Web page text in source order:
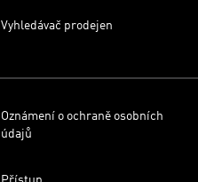
Vyhledávač prodejen
Oznámení o ochraně osobních
údajů